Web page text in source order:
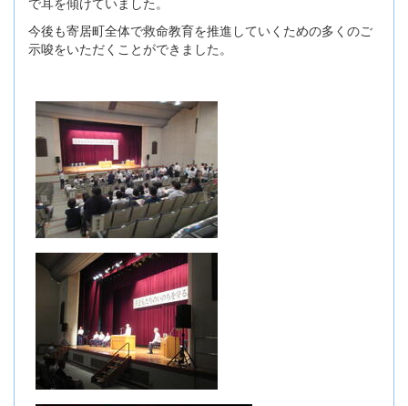
今後も寄居町全体で救命教育を推進していくための多くのご
示唆をいただくことができました。